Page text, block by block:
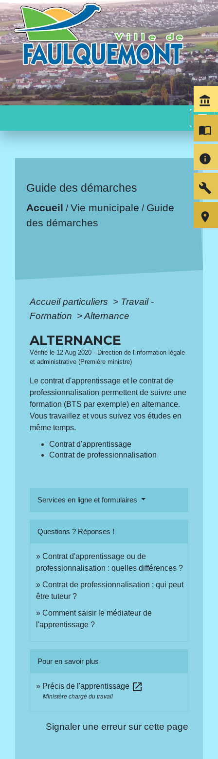
menu
Guide des démarches
Accueil /Vie municipale / Guide
des démarches
Accueil particuliers > Travail -
Formation >Alternance
ALTERNANCE
Vérifié le 12 Aug 2020 - Direction de l'information légale
et administrative (Première ministre)
Le contrat d'apprentissage et le contrat de
professionnalisation permettent de suivre une
formation (BTS par exemple) en alternance.
Vous travaillez et vous suivez vos études en
même temps.
Contrat d'apprentissage
Contrat de professionnalisation
Services en ligne et formulaires
Questions ? Réponses !
Contrat d'apprentissage ou de
professionnalisation : quelles différences ?
Contrat de professionnalisation : qui peut
être tuteur ?
Comment saisir le médiateur de
l'apprentissage ?
Pour en savoir plus
Précis de l'apprentissage open_in_new
Ministère chargé du travail
Signaler une erreur sur cette page
account_balance
import_contacts
info
build
room